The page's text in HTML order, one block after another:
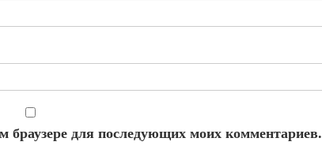
браузере для последующих моих комментариев.